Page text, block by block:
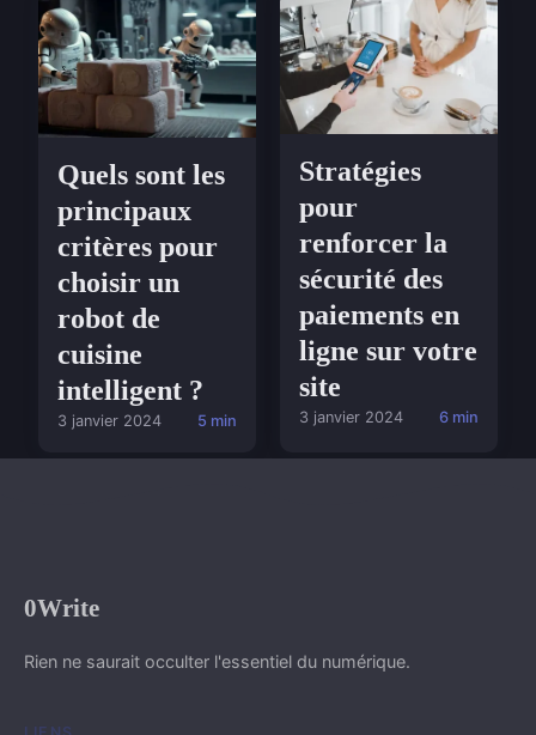
Quels sont les
principaux
critères pour
choisir un
robot de
cuisine
intelligent ?
3 janvier 2024 5 min
Stratégies
pour
renforcer la
sécurité des
paiements en
ligne sur votre
site
3 janvier 2024 6 min
0Write
Rien ne saurait occulter l'essentiel du numérique.